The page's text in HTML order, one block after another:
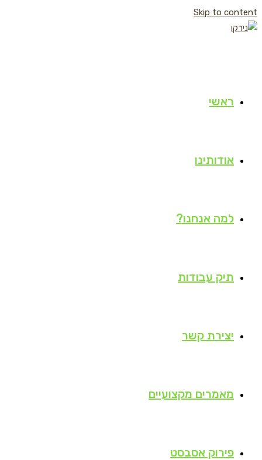
Skip to content
ראשי
אודותינו
למה אנחנו?
תיק עבודות
יצירת קשר
מאמרים מקצועיים
פירוק אסבסט